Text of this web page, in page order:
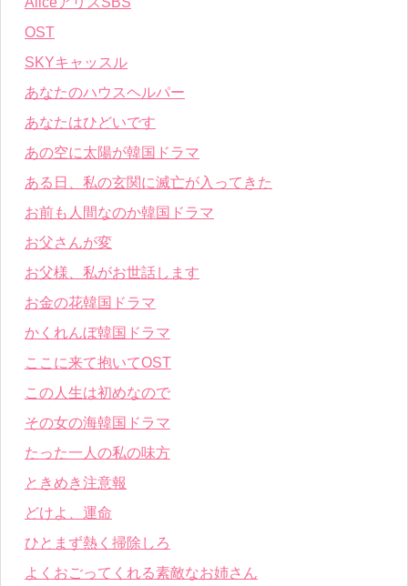
OST
SKYキャッスル
あなたのハウスヘルパー
あなたはひどいです
あの空に太陽が韓国ドラマ
ある日、私の玄関に滅亡が入ってきた
お前も人間なのか韓国ドラマ
お父さんが変
お父様、私がお世話します
お金の花韓国ドラマ
かくれんぼ韓国ドラマ
ここに来て抱いてOST
この人生は初めなので
その女の海韓国ドラマ
たった一人の私の味方
ときめき注意報
どけよ、運命
ひとまず熱く掃除しろ
よくおごってくれる素敵なお姉さん